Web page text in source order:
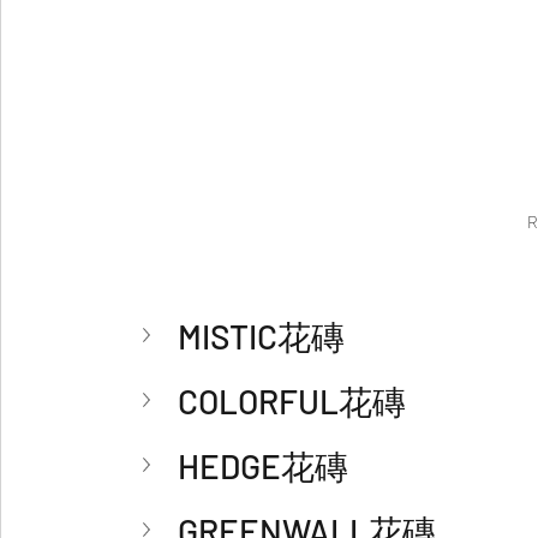
MISTIC花磚
COLORFUL花磚
HEDGE花磚